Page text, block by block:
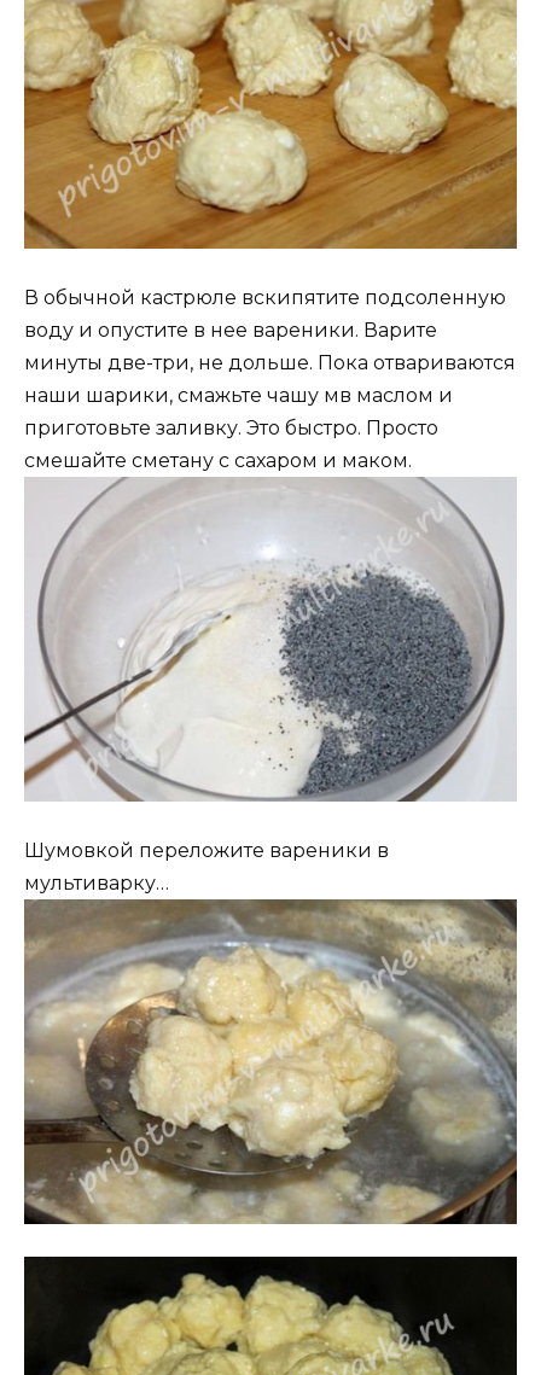
В обычной кастрюле вскипятите подсоленную
воду и опустите в нее вареники. Варите
минуты две-три, не дольше. Пока отвариваются
наши шарики, смажьте чашу мв маслом и
приготовьте заливку. Это быстро. Просто
смешайте сметану с сахаром и маком.
Шумовкой переложите вареники в
мультиварку…